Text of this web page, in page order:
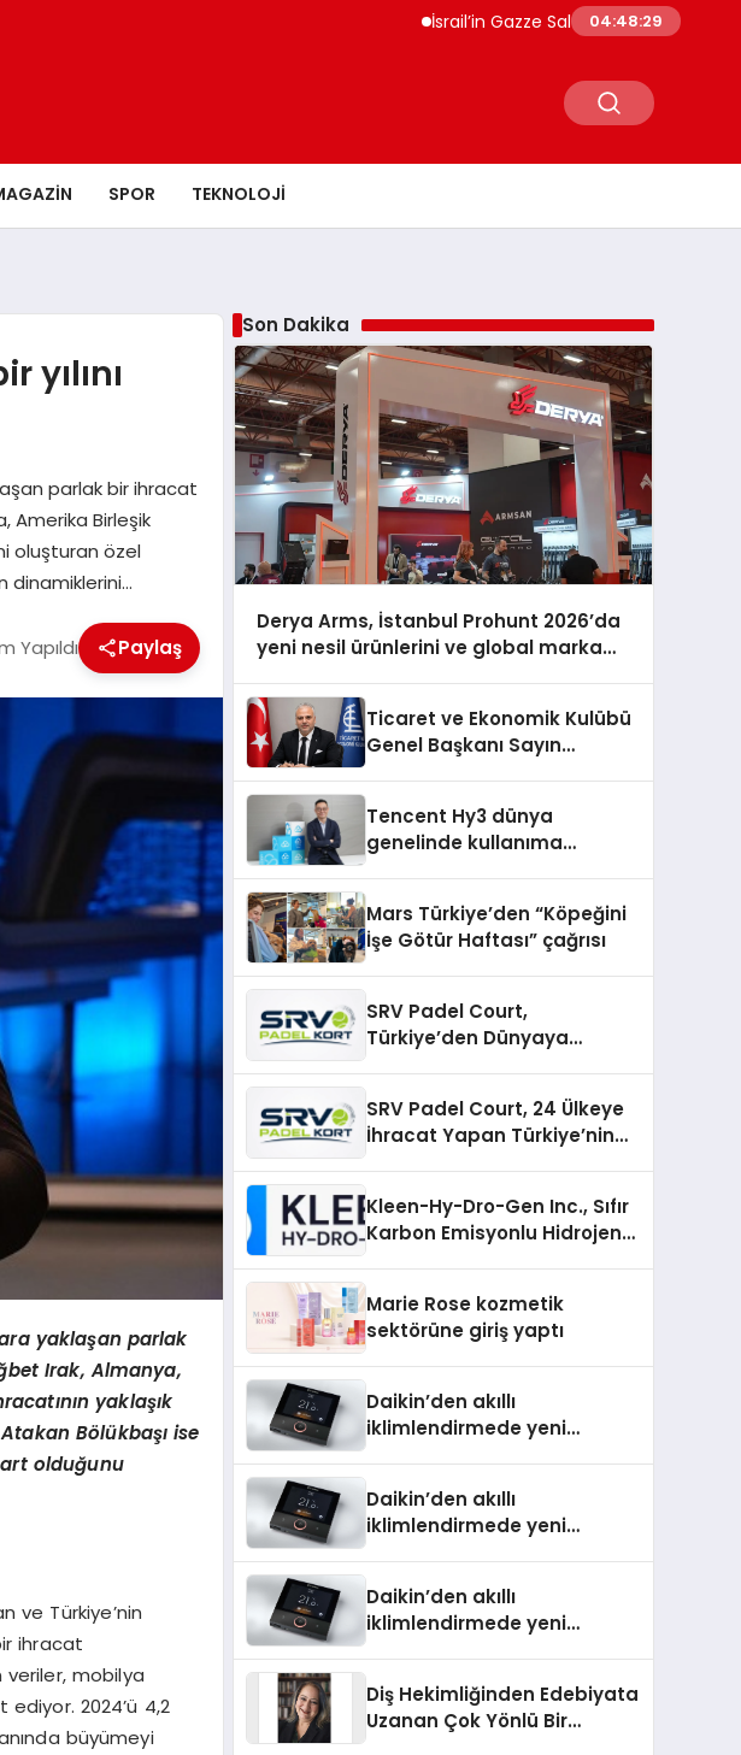
İsrail’in Gazze Saldırılarında Can Kaybı 73 Bin
04:48:31
SPOR TEKNOLOJI
parlak bir ihracat
Amerika Birleşik
oluşturan özel
dinamiklerini…
Yapıldı Paylaş
yaklaşan parlak
Irak, Almanya,
yaklaşık
Bölükbaşı ise
olduğunu
ve Türkiye’nin
ihracat
veriler, mobilya
2024’ü 4,2
büyümeyi
Son Dakika
Derya Arms, İstanbul Prohunt 2026’da
yeni nesil ürünlerini ve global marka
Ticaret ve Ekonomik Kulübü
Genel Başkanı Sayın
şunları kaydetti:
Tencent Hy3 dünya
genelinde kullanıma
Mars Türkiye’den “Köpeğini
İşe Götür Haftası” çağrısı
SRV Padel Court,
Türkiye’den Dünyaya
SRV Padel Court, 24 Ülkeye
İhracat Yapan Türkiye’nin
Kleen-Hy-Dro-Gen Inc., Sıfır
Karbon Emisyonlu Hidrojen
Aldı
Marie Rose kozmetik
sektörüne giriş yaptı
Daikin’den akıllı
iklimlendirmede yeni
Daikin’den akıllı
iklimlendirmede yeni
Daikin’den akıllı
iklimlendirmede yeni
Diş Hekimliğinden Edebiyata
Uzanan Çok Yönlü Bir